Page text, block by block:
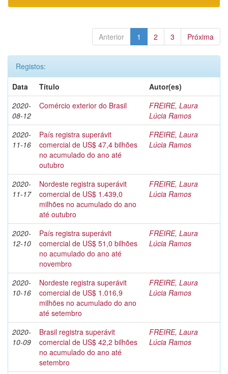
Anterior 1 2 3 Próxima
Registos:
Data
Título
Autor(es)
2020-
08-12
Comércio exterior do Brasil
FREIRE, Laura
Lúcia Ramos
2020-
11-16
País registra superávit
comercial de US$ 47,4 bilhões
no acumulado do ano até
outubro
FREIRE, Laura
Lúcia Ramos
2020-
11-17
Nordeste registra superávit
comercial de US$ 1.439,0
milhões no acumulado do ano
até outubro
FREIRE, Laura
Lúcia Ramos
2020-
12-10
País registra superávit
comercial de US$ 51,0 bilhões
no acumulado do ano até
novembro
FREIRE, Laura
Lúcia Ramos
2020-
10-16
Nordeste registra superávit
comercial de US$ 1.016,9
milhões no acumulado do ano
até setembro
FREIRE, Laura
Lúcia Ramos
2020-
10-09
Brasil registra superávit
comercial de US$ 42,2 bilhões
no acumulado do ano até
setembro
FREIRE, Laura
Lúcia Ramos